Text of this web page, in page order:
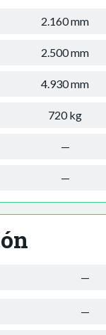
2.160 mm
2.500 mm
4.930 mm
720 kg
—
—
—
—